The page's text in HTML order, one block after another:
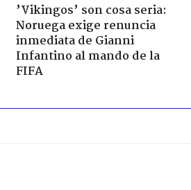
’Vikingos’ son cosa seria:
Noruega exige renuncia
inmediata de Gianni
Infantino al mando de la
FIFA